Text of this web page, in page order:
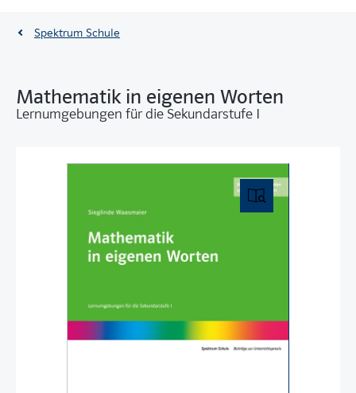
Spektrum Schule
Mathematik in eigenen Worten
Lernumgebungen für die Sekundarstufe I